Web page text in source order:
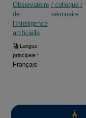
Observatoire
de
l'Intelligence
artificielle
/ colloque /
séminaire
Langue
principale :
Français